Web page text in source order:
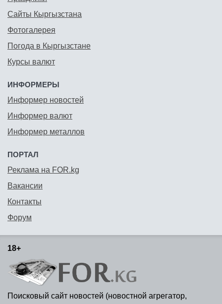
Сайты Кыргызстана
Фотогалерея
Погода в Кыргызстане
Курсы валют
ИНФОРМЕРЫ
Информер новостей
Информер валют
Информер металлов
ПОРТАЛ
Реклама на FOR.kg
Вакансии
Контакты
Форум
18+
Поисковый сайт новостей (новостной агрегатор,